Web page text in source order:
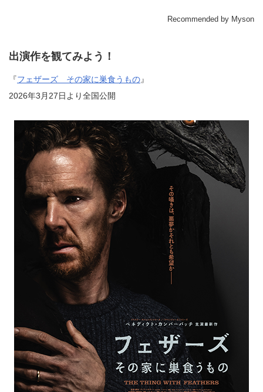
Recommended by Myson
出演作を観てみよう！
『フェザーズ その家に巣食うもの』
2026年3月27日より全国公開